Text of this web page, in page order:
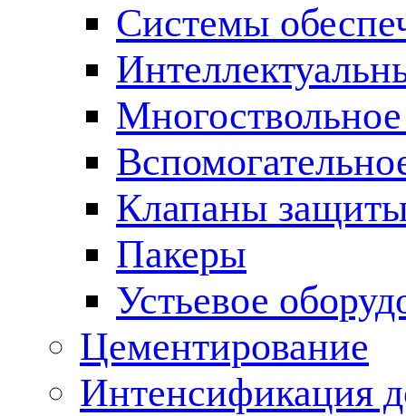
Cистемы
Клапаны
Пакеры
Устьевое
Цементирование
Интенсификация